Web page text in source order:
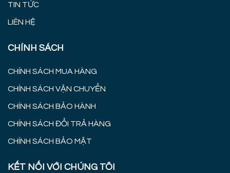
TIN TỨC
LIÊN HỆ
CHÍNH SÁCH
CHÍNH SÁCH MUA HÀNG
CHÍNH SÁCH VẬN CHUYỂN
CHÍNH SÁCH BẢO HÀNH
CHÍNH SÁCH ĐỔI TRẢ HÀNG
CHÍNH SÁCH BẢO MẬT
KẾT NỐI VỚI CHÚNG TÔI